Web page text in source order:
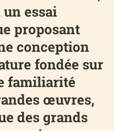
essai
proposant
conception
fondée sur
familiarité
œuvres,
des grands